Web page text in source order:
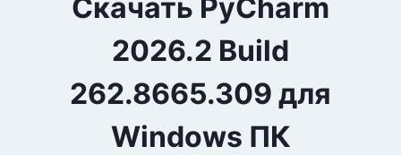
Скачать PyCharm
2026.2 Build
262.8665.309 для
Windows ПК